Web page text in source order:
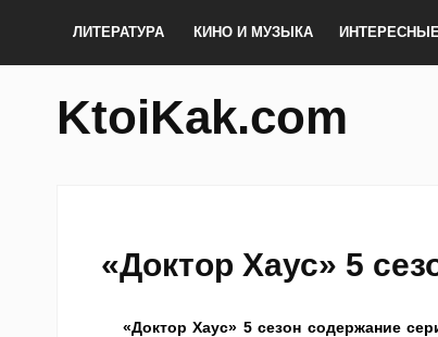
ЛИТЕРАТУРА КИНО И МУЗЫКА
KtoiKak.com
«Доктор Хаус» 5
«Доктор Хаус» 5 сезон содержание